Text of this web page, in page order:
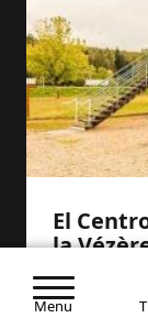
El
la
Saillant
Menu